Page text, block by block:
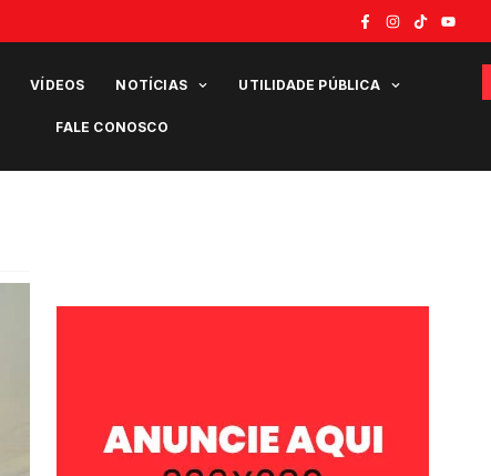
VÍDEOS NOTÍCIAS UTILIDADE PÚBLICA
FALE CONOSCO